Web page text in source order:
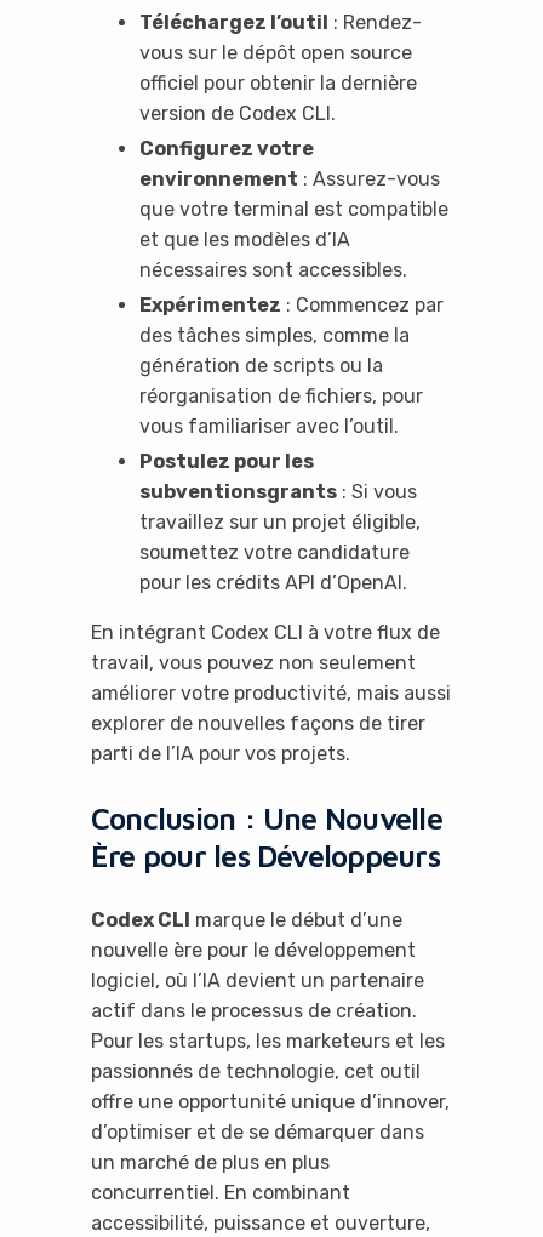
Téléchargez l’outil : Rendez-
vous sur le dépôt open source
officiel pour obtenir la dernière
version de Codex CLI.
Configurez votre
environnement : Assurez-vous
que votre terminal est compatible
et que les modèles d’IA
nécessaires sont accessibles.
Expérimentez : Commencez par
des tâches simples, comme la
génération de scripts ou la
réorganisation de fichiers, pour
vous familiariser avec l’outil.
Postulez pour les
subventionsgrants: Si vous
travaillez sur un projet éligible,
soumettez votre candidature
pour les crédits API d’OpenAI.
En intégrant Codex CLI à votre flux de
travail, vous pouvez non seulement
améliorer votre productivité, mais aussi
explorer de nouvelles façons de tirer
parti de l’IA pour vos projets.
Conclusion : Une Nouvelle
Ère pour les Développeurs
Codex CLI marque le début d’une
nouvelle ère pour le développement
logiciel, où l’IA devient un partenaire
actif dans le processus de création.
Pour les startups, les marketeurs et les
passionnés de technologie, cet outil
offre une opportunité unique d’innover,
d’optimiser et de se démarquer dans
un marché de plus en plus
concurrentiel. En combinant
accessibilité, puissance et ouverture,